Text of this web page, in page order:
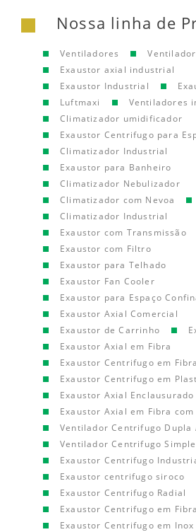
Nossa linha de
Ventiladores
Exaustor axial industrial
Exaustor Industrial
Luftmaxi
Ventiladores
Climatizador umidificador
Exaustor Centrifugo para
Climatizador Industrial
Exaustor para Banheiro
Climatizador Nebulizador
Climatizador com Nevoa
Climatizador Industrial
Exaustor com Transmissão
Exaustor com Filtro
Exaustor para Telhado
Exaustor Fan Cooler
Exaustor para Espaço
Exaustor Axial Comercial
Exaustor de Carrinho
Exaustor Axial em Fibra
Exaustor Centrifugo em Fibra
Exaustor Centrifugo em
Exaustor Axial Enclausurado
Exaustor Axial em Fibra
Ventilador Centrifugo Dupla
Ventilador Centrifugo
Exaustor Centrifugo
Exaustor centrifugo siroco
Exaustor Centrifugo Radial
Exaustor Centrifugo em Fibra
Exaustor Centrifugo em Inox